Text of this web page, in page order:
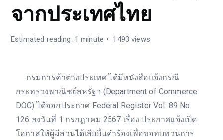
จากประเทศไทย
Estimated reading: 1 minute 1493 views
กรมการค้าต่างประเทศ ได้มีหนังสือแจ้งกรณี
กระทรวงพาณิชย์สหรัฐฯ (Department of Commerce:
DOC) ได้ออกประกาศ Federal Register Vol. 89 No.
126 ลงวันที่ 1 กรกฎาคม 2567 เรื่อง ประกาศแจ้งเปิด
โอกาสให้ผู้มีส่วนได้เสียยื่นคำร้องเพื่อขอทบทวนการ